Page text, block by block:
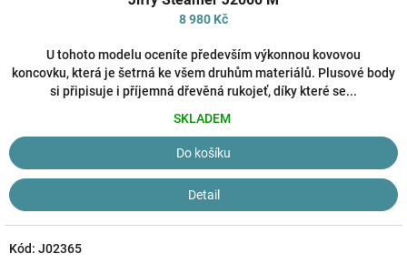
produktu
4,0
z
5
8 980 Kč
U tohoto modelu oceníte především výkonnou kovovou
koncovku, která je šetrná ke všem druhům materiálů. Plusové body
si připisuje i příjemná dřevěná rukojeť, díky které se...
SKLADEM
Do košíku
Detail
Kód: J02365